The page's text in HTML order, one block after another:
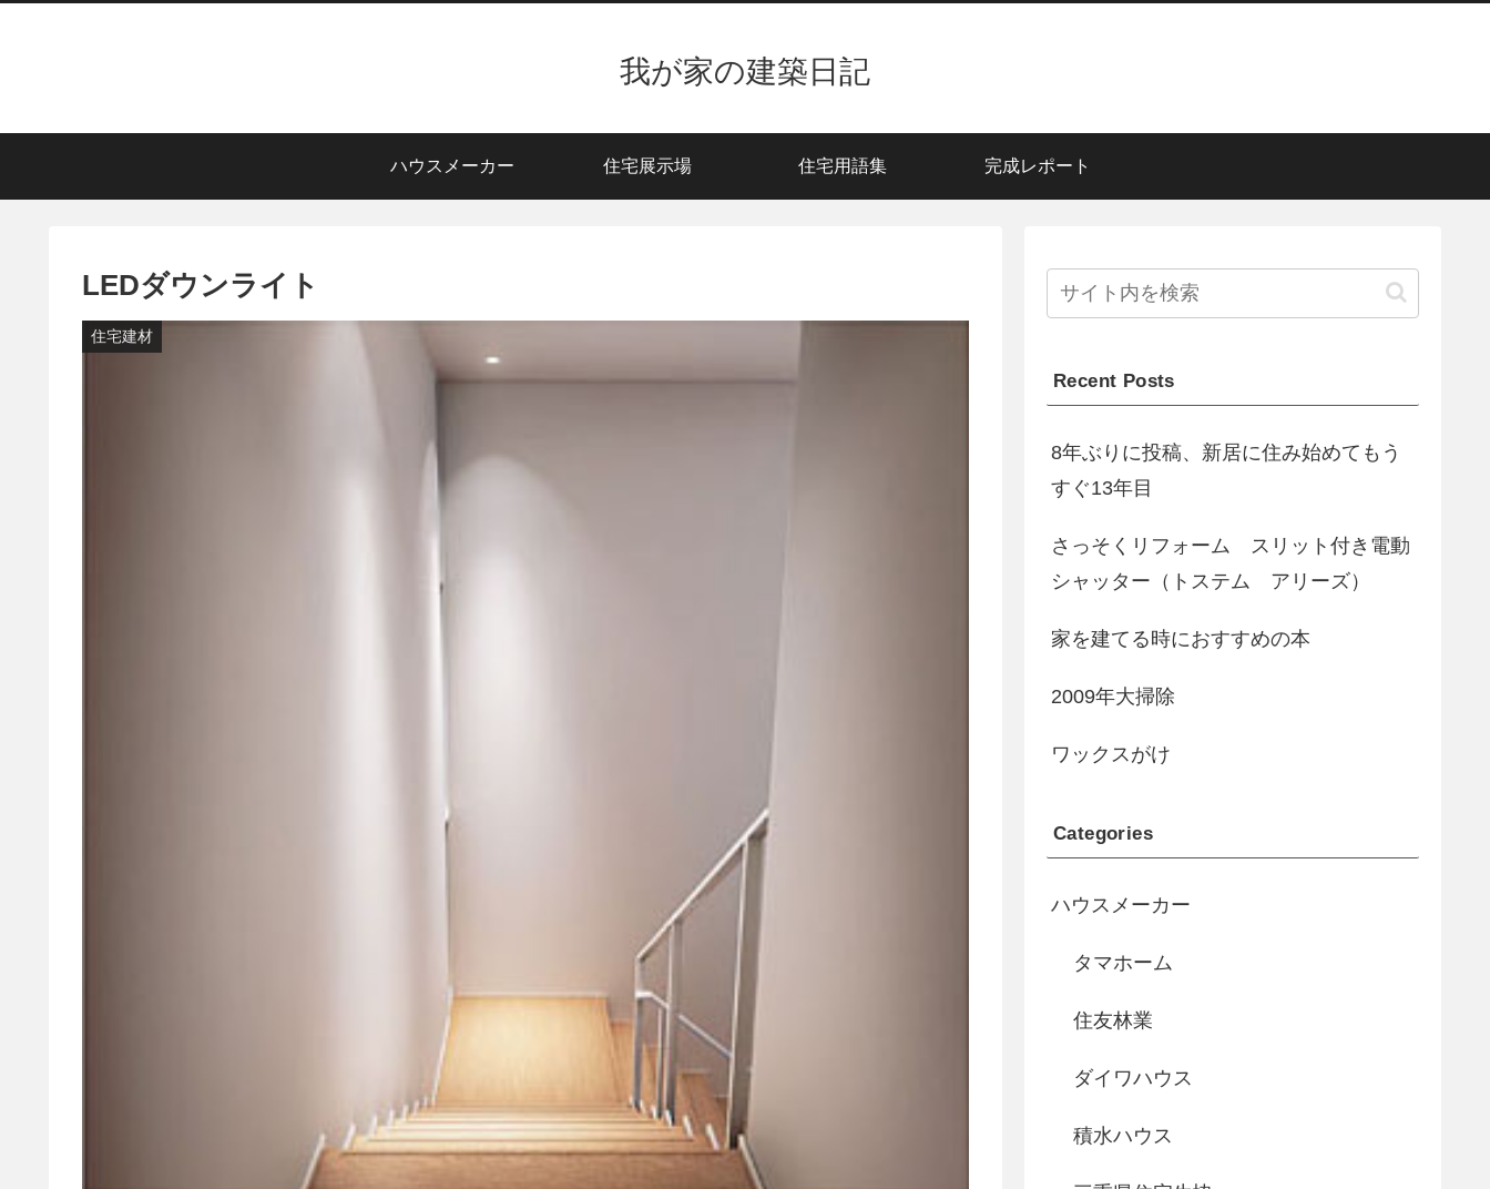
我が家の建築日記
ハウスメーカー 住宅展示場 住宅用語集 完成レポート
LEDダウンライト
住宅建材
Recent Posts
8年ぶりに投稿、新居に住み始めてもう
すぐ13年目
さっそくリフォーム スリット付き電動
シャッター（トステム アリーズ）
家を建てる時におすすめの本
2009年大掃除
ワックスがけ
Categories
ハウスメーカー
タマホーム
住友林業
ダイワハウス
積水ハウス